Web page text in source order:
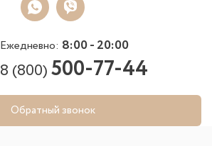
Ежедневно: 8:00 - 20:00
8 (800)500-77-44
Обратный звонок